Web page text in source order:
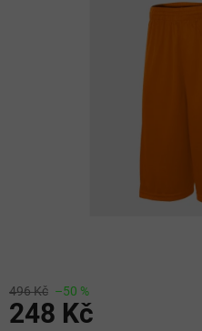
496 Kč –50 %
248 Kč